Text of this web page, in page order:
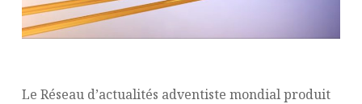
Le Réseau d’actualités adventiste mondial produit